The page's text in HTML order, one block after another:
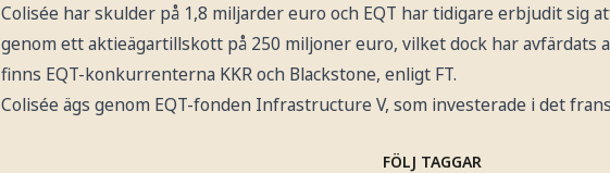
Colisée har skulder på 1,8 miljarder euro och EQT har tidigare erbjudit sig
genom ett aktieägartillskott på 250 miljoner euro, vilket dock har avfärdats
finns EQT-konkurrenterna KKR och Blackstone, enligt FT.
Colisée ägs genom EQT-fonden Infrastructure V, som investerade i det
FÖLJ TAGGAR